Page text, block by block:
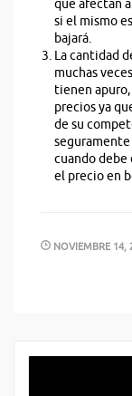
que afectan
si el mismo
bajará.
La cantidad
muchas
tienen
precios ya
de su
seguramente
cuando debe
el precio en
NOVIEMBRE 14,